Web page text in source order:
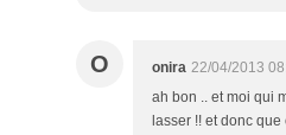
O onira 22/04/2013
ah bon .. et moi qui
lasser !! et donc